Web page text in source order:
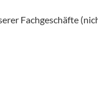
Fachgeschäfte